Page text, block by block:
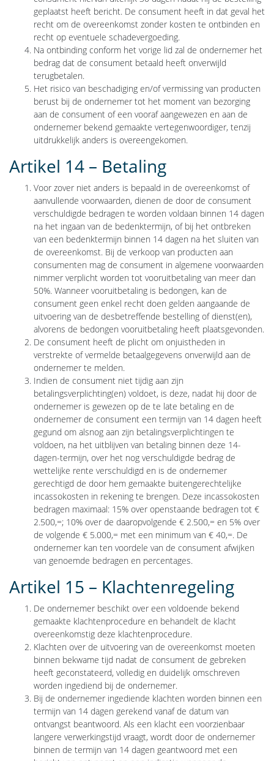
geplaatst heeft bericht. De consument heeft in dat geval het
recht om de overeenkomst zonder kosten te ontbinden en
recht op eventuele schadevergoeding.
Na ontbinding conform het vorige lid zal de ondernemer het
bedrag dat de consument betaald heeft onverwijld
terugbetalen.
Het risico van beschadiging en/of vermissing van producten
berust bij de ondernemer tot het moment van bezorging
aan de consument of een vooraf aangewezen en aan de
ondernemer bekend gemaakte vertegenwoordiger, tenzij
uitdrukkelijk anders is overeengekomen.
Artikel 14 – Betaling
Voor zover niet anders is bepaald in de overeenkomst of
aanvullende voorwaarden, dienen de door de consument
verschuldigde bedragen te worden voldaan binnen 14 dagen
na het ingaan van de bedenktermijn, of bij het ontbreken
van een bedenktermijn binnen 14 dagen na het sluiten van
de overeenkomst. Bij de verkoop van producten aan
consumenten mag de consument in algemene voorwaarden
nimmer verplicht worden tot vooruitbetaling van meer dan
50%. Wanneer vooruitbetaling is bedongen, kan de
consument geen enkel recht doen gelden aangaande de
uitvoering van de desbetreffende bestelling of dienst(en),
alvorens de bedongen vooruitbetaling heeft plaatsgevonden.
De consument heeft de plicht om onjuistheden in
verstrekte of vermelde betaalgegevens onverwijld aan de
ondernemer te melden.
Indien de consument niet tijdig aan zijn
betalingsverplichting(en) voldoet, is deze, nadat hij door de
ondernemer is gewezen op de te late betaling en de
ondernemer de consument een termijn van 14 dagen heeft
gegund om alsnog aan zijn betalingsverplichtingen te
voldoen, na het uitblijven van betaling binnen deze 14-
dagen-termijn, over het nog verschuldigde bedrag de
wettelijke rente verschuldigd en is de ondernemer
gerechtigd de door hem gemaakte buitengerechtelijke
incassokosten in rekening te brengen. Deze incassokosten
bedragen maximaal: 15% over openstaande bedragen tot €
2.500,=; 10% over de daaropvolgende € 2.500,= en 5% over
de volgende € 5.000,= met een minimum van € 40,=. De
ondernemer kan ten voordele van de consument afwijken
van genoemde bedragen en percentages.
Artikel 15 – Klachtenregeling
De ondernemer beschikt over een voldoende bekend
gemaakte klachtenprocedure en behandelt de klacht
overeenkomstig deze klachtenprocedure.
Klachten over de uitvoering van de overeenkomst moeten
binnen bekwame tijd nadat de consument de gebreken
heeft geconstateerd, volledig en duidelijk omschreven
worden ingediend bij de ondernemer.
Bij de ondernemer ingediende klachten worden binnen een
termijn van 14 dagen gerekend vanaf de datum van
ontvangst beantwoord. Als een klacht een voorzienbaar
langere verwerkingstijd vraagt, wordt door de ondernemer
binnen de termijn van 14 dagen geantwoord met een